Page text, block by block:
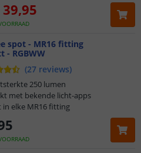
39,95
spot - MR16 fitting
- RGBWW
(27 reviews)
250 lumen
met bekende licht-apps
in elke MR16 fitting
9.1